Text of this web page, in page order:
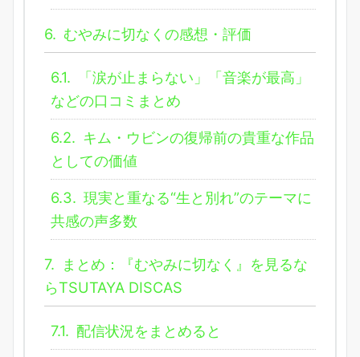
6. むやみに切なくの感想・評価
6.1.
「涙が止まらない」「音楽が最高」
などの口コミまとめ
6.2. キム・ウビンの復帰前の貴重な作品
としての価値
6.3. 現実と重なる“生と別れ”のテーマに
共感の声多数
7.
まとめ：『むやみに切なく』を見るな
らTSUTAYA DISCAS
7.1. 配信状況をまとめると